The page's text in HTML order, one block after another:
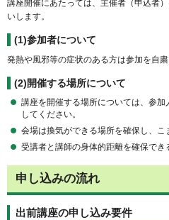
講座開催にあたっては、主催者（申込者
いします。
(1)参加者について
発熱や風邪等の症状のある方は参加を自粛
(2)開催する場所について
講座を開催する場所については、参
してください。
会場は換気ができる場所を確保し、こ
受講者と講師の身体的距離を確保でき
申し込みの流れ
出前講座の申し込み要件